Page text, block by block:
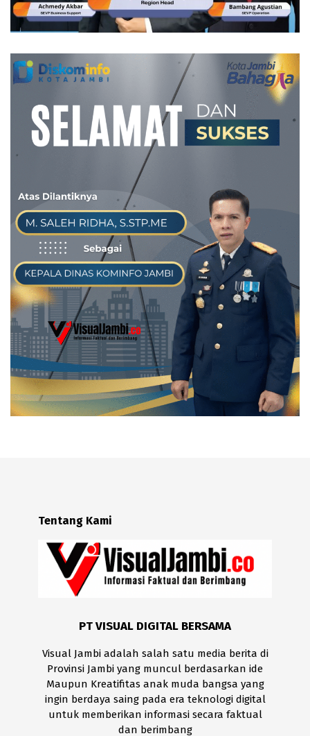
Tentang Kami
PT VISUAL DIGITAL BERSAMA
Visual Jambi adalah salah satu media berita di
Provinsi Jambi yang muncul berdasarkan ide
Maupun Kreatifitas anak muda bangsa yang
ingin berdaya saing pada era teknologi digital
untuk memberikan informasi secara faktual
dan berimbang